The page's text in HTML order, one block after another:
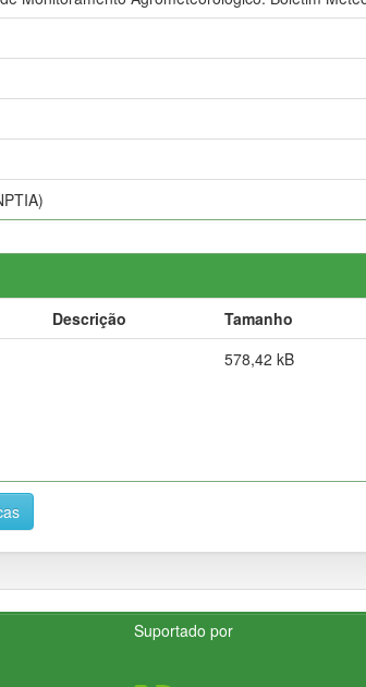
Descrição Tamanho
578,42 kB
Suportado por